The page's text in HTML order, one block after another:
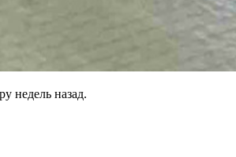
недель назад.